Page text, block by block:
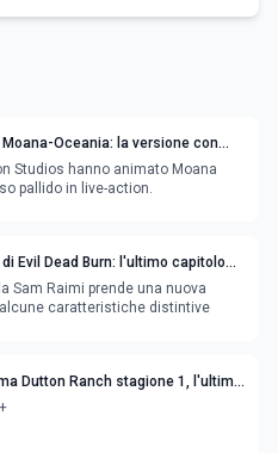
Oceania: la versione con
il successo del film
Studios hanno animato Moana
pallido in live-action.
Evil Dead Burn: l'ultimo capitolo
con il fuoco e si brucia
Sam Raimi prende una nuova
caratteristiche distintive
Dutton Ranch stagione 1, l'ultimo
3 luglio